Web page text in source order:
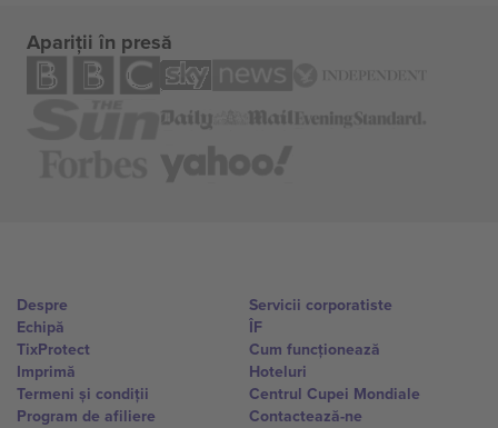
Apariții în presă
Despre
Echipă
TixProtect
Imprimă
Termeni și condiții
Program de afiliere
Servicii corporatiste
ÎF
Cum funcționează
Hoteluri
Centrul Cupei Mondiale
Contactează-ne